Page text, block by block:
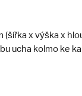
(šířka x výška x
ucha kolmo ke